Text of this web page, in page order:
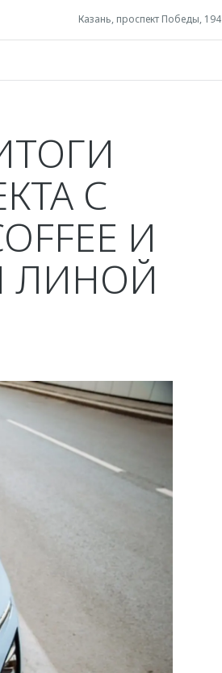
Казань, проспект Победы, 194
С
И
ЛИНОЙ